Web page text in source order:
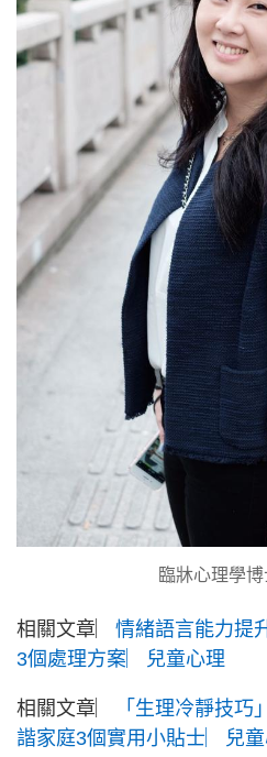
臨牀心理學
相關文章︳ 情緒語言能力提
3個處理方案︳兒童心理
相關文章︳
「生理冷靜技巧
諧家庭3個實用小貼士︳兒